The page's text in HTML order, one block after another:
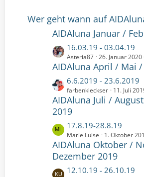
e
i
t
r
ä
g
e
t
e
B
e
i
r
g
e
Wer geht wann auf
AIDAluna Januar /
L
e
t
t
e
B
e
i
t
r
ä
16.03.19 - 03.04.19
Asteria87 26. Januar
AIDAluna April / Mai /
L
e
t
z
e
B
e
i
t
6.6.2019 - 23.6.2019
farbenkleckser 11. Juli
AIDAluna Juli /
2019
L
e
t
z
e
17.8.19-28.8.19
Marie Luise 1. Oktober
AIDAluna Oktober /
Dezember 2019
L
12.10.19 - 26.10.19